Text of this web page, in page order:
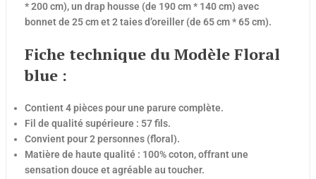
* 200 cm), un drap housse (de 190 cm * 140 cm) avec
bonnet de 25 cm et 2 taies d’oreiller (de 65 cm * 65 cm).
Fiche technique du Modèle Floral
blue :
Contient 4 pièces pour une parure complète.
Fil de qualité supérieure : 57 fils.
Convient pour 2 personnes (floral).
Matière de haute qualité : 100% coton, offrant une
sensation douce et agréable au toucher.